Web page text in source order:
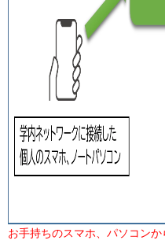
お手持ちのスマホ、パソコン